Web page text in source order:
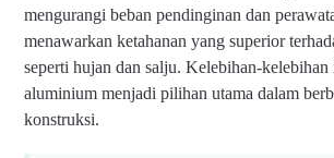
mengurangi beban pendinginan dan
menawarkan ketahanan yang superior
seperti hujan dan salju. Kelebihan-kelebihan
aluminium menjadi pilihan utama dalam
konstruksi.